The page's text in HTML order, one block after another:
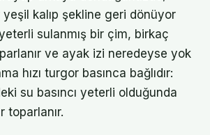
yeşil kalıp şekline geri dönüyor
sulanmış bir çim, birkaç
ve ayak izi neredeyse yok
hızı turgor basınca bağlıdır:
su basıncı yeterli olduğunda
toparlanır.